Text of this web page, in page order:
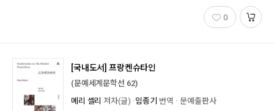
0
[국내도서] 프랑켄슈타인
(문예세계문학선 62)
메리 셸리 저자(글) 임종기 번역 문예출판사